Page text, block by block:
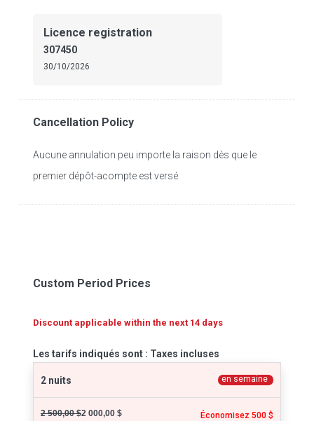
Licence registration
307450
30/10/2026
Cancellation Policy
Aucune annulation peu importe la raison dès que le
premier dépôt-acompte est versé
Custom Period Prices
Discount applicable within the next 14 days
Les tarifs indiqués sont : Taxes incluses
2 nuits en semaine
2 500,00 $2 000,00 $ Économisez 500 $